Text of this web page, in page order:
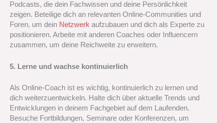
Podcasts, die dein Fachwissen und deine Persönlichkeit
zeigen. Beteilige dich an relevanten Online-Communities und
Foren, um dein Netzwerk aufzubauen und dich als Experte zu
positionieren. Arbeite mit anderen Coaches oder Influencern
zusammen, um deine Reichweite zu erweitern.
5. Lerne und wachse kontinuierlich
Als Online-Coach ist es wichtig, kontinuierlich zu lernen und
dich weiterzuentwickeln. Halte dich über aktuelle Trends und
Entwicklungen in deinem Fachgebiet auf dem Laufenden.
Besuche Fortbildungen, Seminare oder Konferenzen, um